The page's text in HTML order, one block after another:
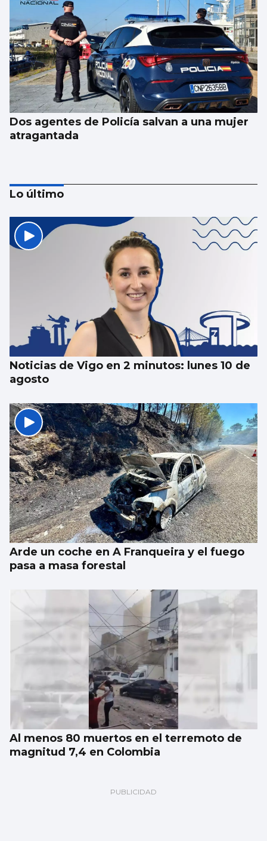
Dos agentes de Policía salvan a una mujer
atragantada
Castrelos cierra su verano de ópera con un
bíblico “Nabucco”
Lo último
Noticias de Vigo en 2 minutos: lunes 10 de
agosto
Arde un coche en A Franqueira y el fuego
pasa a masa forestal
Al menos 80 muertos en el terremoto de
magnitud 7,4 en Colombia